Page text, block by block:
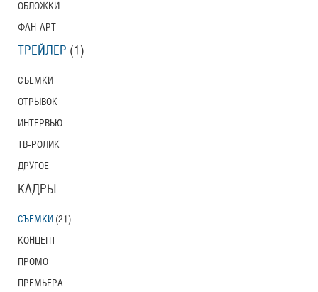
ОБЛОЖКИ
ФАН-АРТ
ТРЕЙЛЕР (1)
СЪЕМКИ
ОТРЫВОК
ИНТЕРВЬЮ
ТВ-РОЛИК
ДРУГОЕ
КАДРЫ
СЪЕМКИ (21)
КОНЦЕПТ
ПРОМО
ПРЕМЬЕРА